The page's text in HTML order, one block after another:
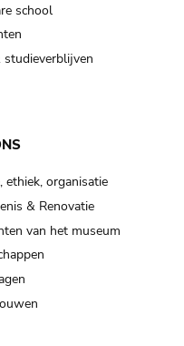
school
studieverblijven
ethiek, organisatie
& Renovatie
van het museum